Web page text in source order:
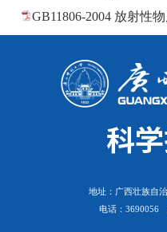
GB11806-2004 放射性
地址：广西壮族自
电话：3690056